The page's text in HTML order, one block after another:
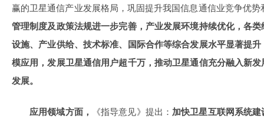
赢的卫星通信产业发展格局，巩固提升我国信息通信业竞争优势
管理制度及政策法规进一步完善，产业发展环境持续优化，各
设施、产业供给、技术标准、国际合作等综合发展水平显著提
模应用，发展卫星通信用户超千万，推动卫星通信充分融入新
发展。
应用领域方面， 《指导意见》提出： 加快卫星互联网系统